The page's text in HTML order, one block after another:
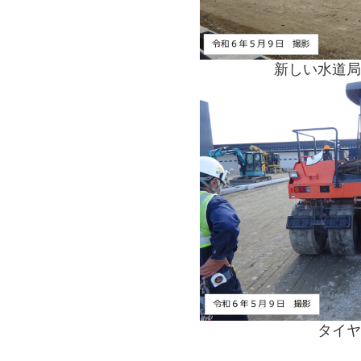
新しい水道
タイ